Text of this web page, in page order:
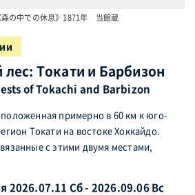
の中での休息》1871年 当館蔵
Токати и Барбизон
of Tokachi and Barbizon
примерно в 60 км к юго-
Токати на востоке Хоккайдо.
с этими двумя местами,
2026.07.11 Сб - 2026.09.06 Вс